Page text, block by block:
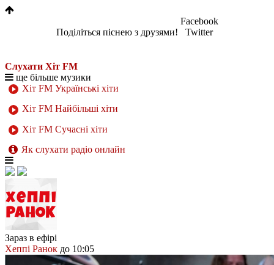
Поділіться піснею з друзями!
Facebook
Twitter
Слухати Хіт FM
ще більше музики
Хіт FM Українські хіти
Хіт FM Найбільші хіти
Хіт FM Сучасні хіти
Як слухати радіо онлайн
Зараз в ефірі
Хеппі Ранок до 10:05